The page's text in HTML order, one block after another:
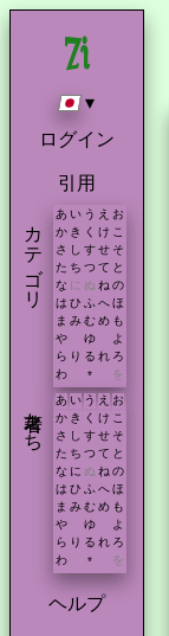
▾
ログイン
引用
カテゴリ あ い う え お
か き く け こ
さ し す せ そ
た ち つ て と
な に ぬ ね の
は ひ ふ へ ほ
ま み む め も
や
ゆ
よ
ら り る れ ろ
わ
* を
著者たち あ い う え お
か き く け こ
さ
し す せ そ
た ち つ て と
な に ぬ ね の
は ひ ふ へ ほ
ま み む め も
や
ゆ
よ
ら り る れ ろ
わ
* を
ヘルプ